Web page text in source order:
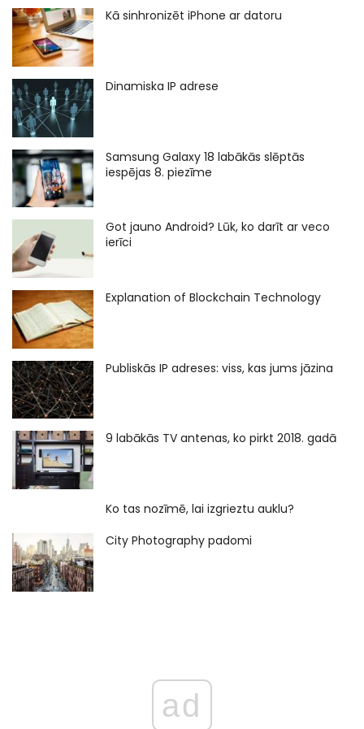
Kā sinhronizēt iPhone ar datoru
Dinamiska IP adrese
Samsung Galaxy 18 labākās slēptās
iespējas 8. piezīme
Got jauno Android? Lūk, ko darīt ar veco
ierīci
Explanation of Blockchain Technology
Publiskās IP adreses: viss, kas jums jāzina
9 labākās TV antenas, ko pirkt 2018. gadā
Ko tas nozīmē, lai izgrieztu auklu?
City Photography padomi
ad